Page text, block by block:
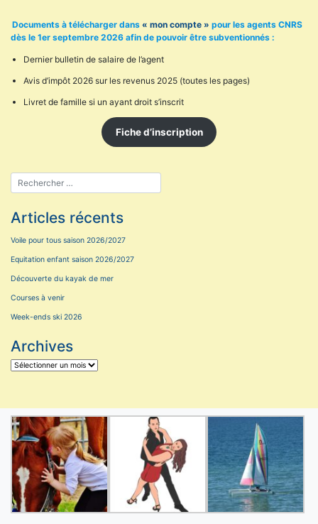
Documents à télécharger dans« mon compte » pour les agents CNRS
dès le 1er septembre 2026 afin de pouvoir être subventionnés :
Dernier bulletin de salaire de l’agent
Avis d’impôt 2026 sur les revenus 2025 (toutes les pages)
Livret de famille si un ayant droit s’inscrit
Fiche d’inscription
Articles récents
Voile pour tous saison 2026/2027
Equitation enfant saison 2026/2027
Découverte du kayak de mer
Courses à venir
Week-ends ski 2026
Archives
Archives